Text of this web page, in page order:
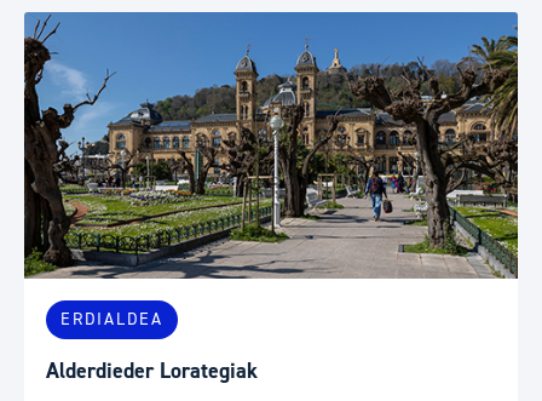
ERDIALDEA
Alderdieder Lorategiak